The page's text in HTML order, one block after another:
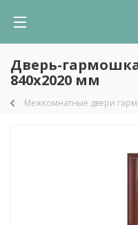
Дверь-
840х2020 мм
Межкомнатные двери